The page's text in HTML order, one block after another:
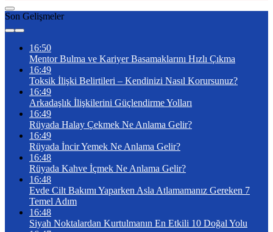
Son Gelişmeler
16:50
Mentor Bulma ve Kariyer Basamaklarını Hızlı Çıkma
16:49
Toksik İlişki Belirtileri – Kendinizi Nasıl Korursunuz?
16:49
Arkadaşlık İlişkilerini Güçlendirme Yolları
16:49
Rüyada Halay Çekmek Ne Anlama Gelir?
16:49
Rüyada İncir Yemek Ne Anlama Gelir?
16:48
Rüyada Kahve İçmek Ne Anlama Gelir?
16:48
Evde Cilt Bakımı Yaparken Asla Atlamamanız Gereken 7
Temel Adım
16:48
Siyah Noktalardan Kurtulmanın En Etkili 10 Doğal Yolu